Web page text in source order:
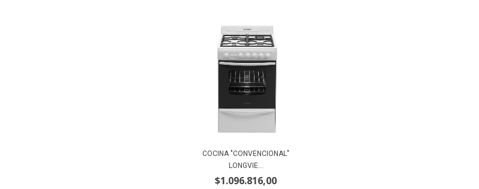
COCINA "CONVENCIONAL"
LONGVIE...
$1.096.816,00